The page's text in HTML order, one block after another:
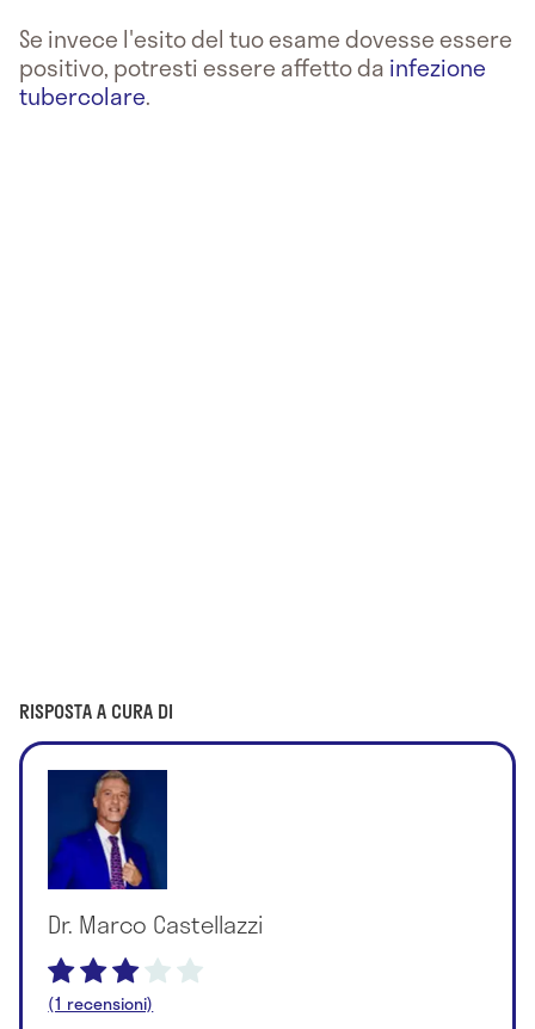
Se invece l'esito del tuo esame dovesse essere
positivo, potresti essere affetto da infezione
tubercolare.
RISPOSTA A CURA DI
Dr. Marco Castellazzi
(1 recensioni)